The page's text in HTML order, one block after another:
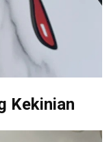
Kekinian